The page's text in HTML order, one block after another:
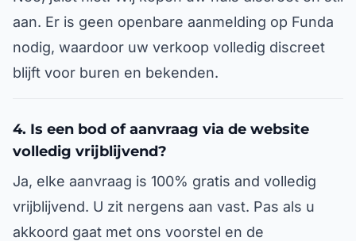
aan. Er is geen openbare aanmelding op Funda
nodig, waardoor uw verkoop volledig discreet
blijft voor buren en bekenden.
4. Is een bod of aanvraag via de website
volledig vrijblijvend?
Ja, elke aanvraag is 100% gratis and volledig
vrijblijvend. U zit nergens aan vast. Pas als u
akkoord gaat met ons voorstel en de